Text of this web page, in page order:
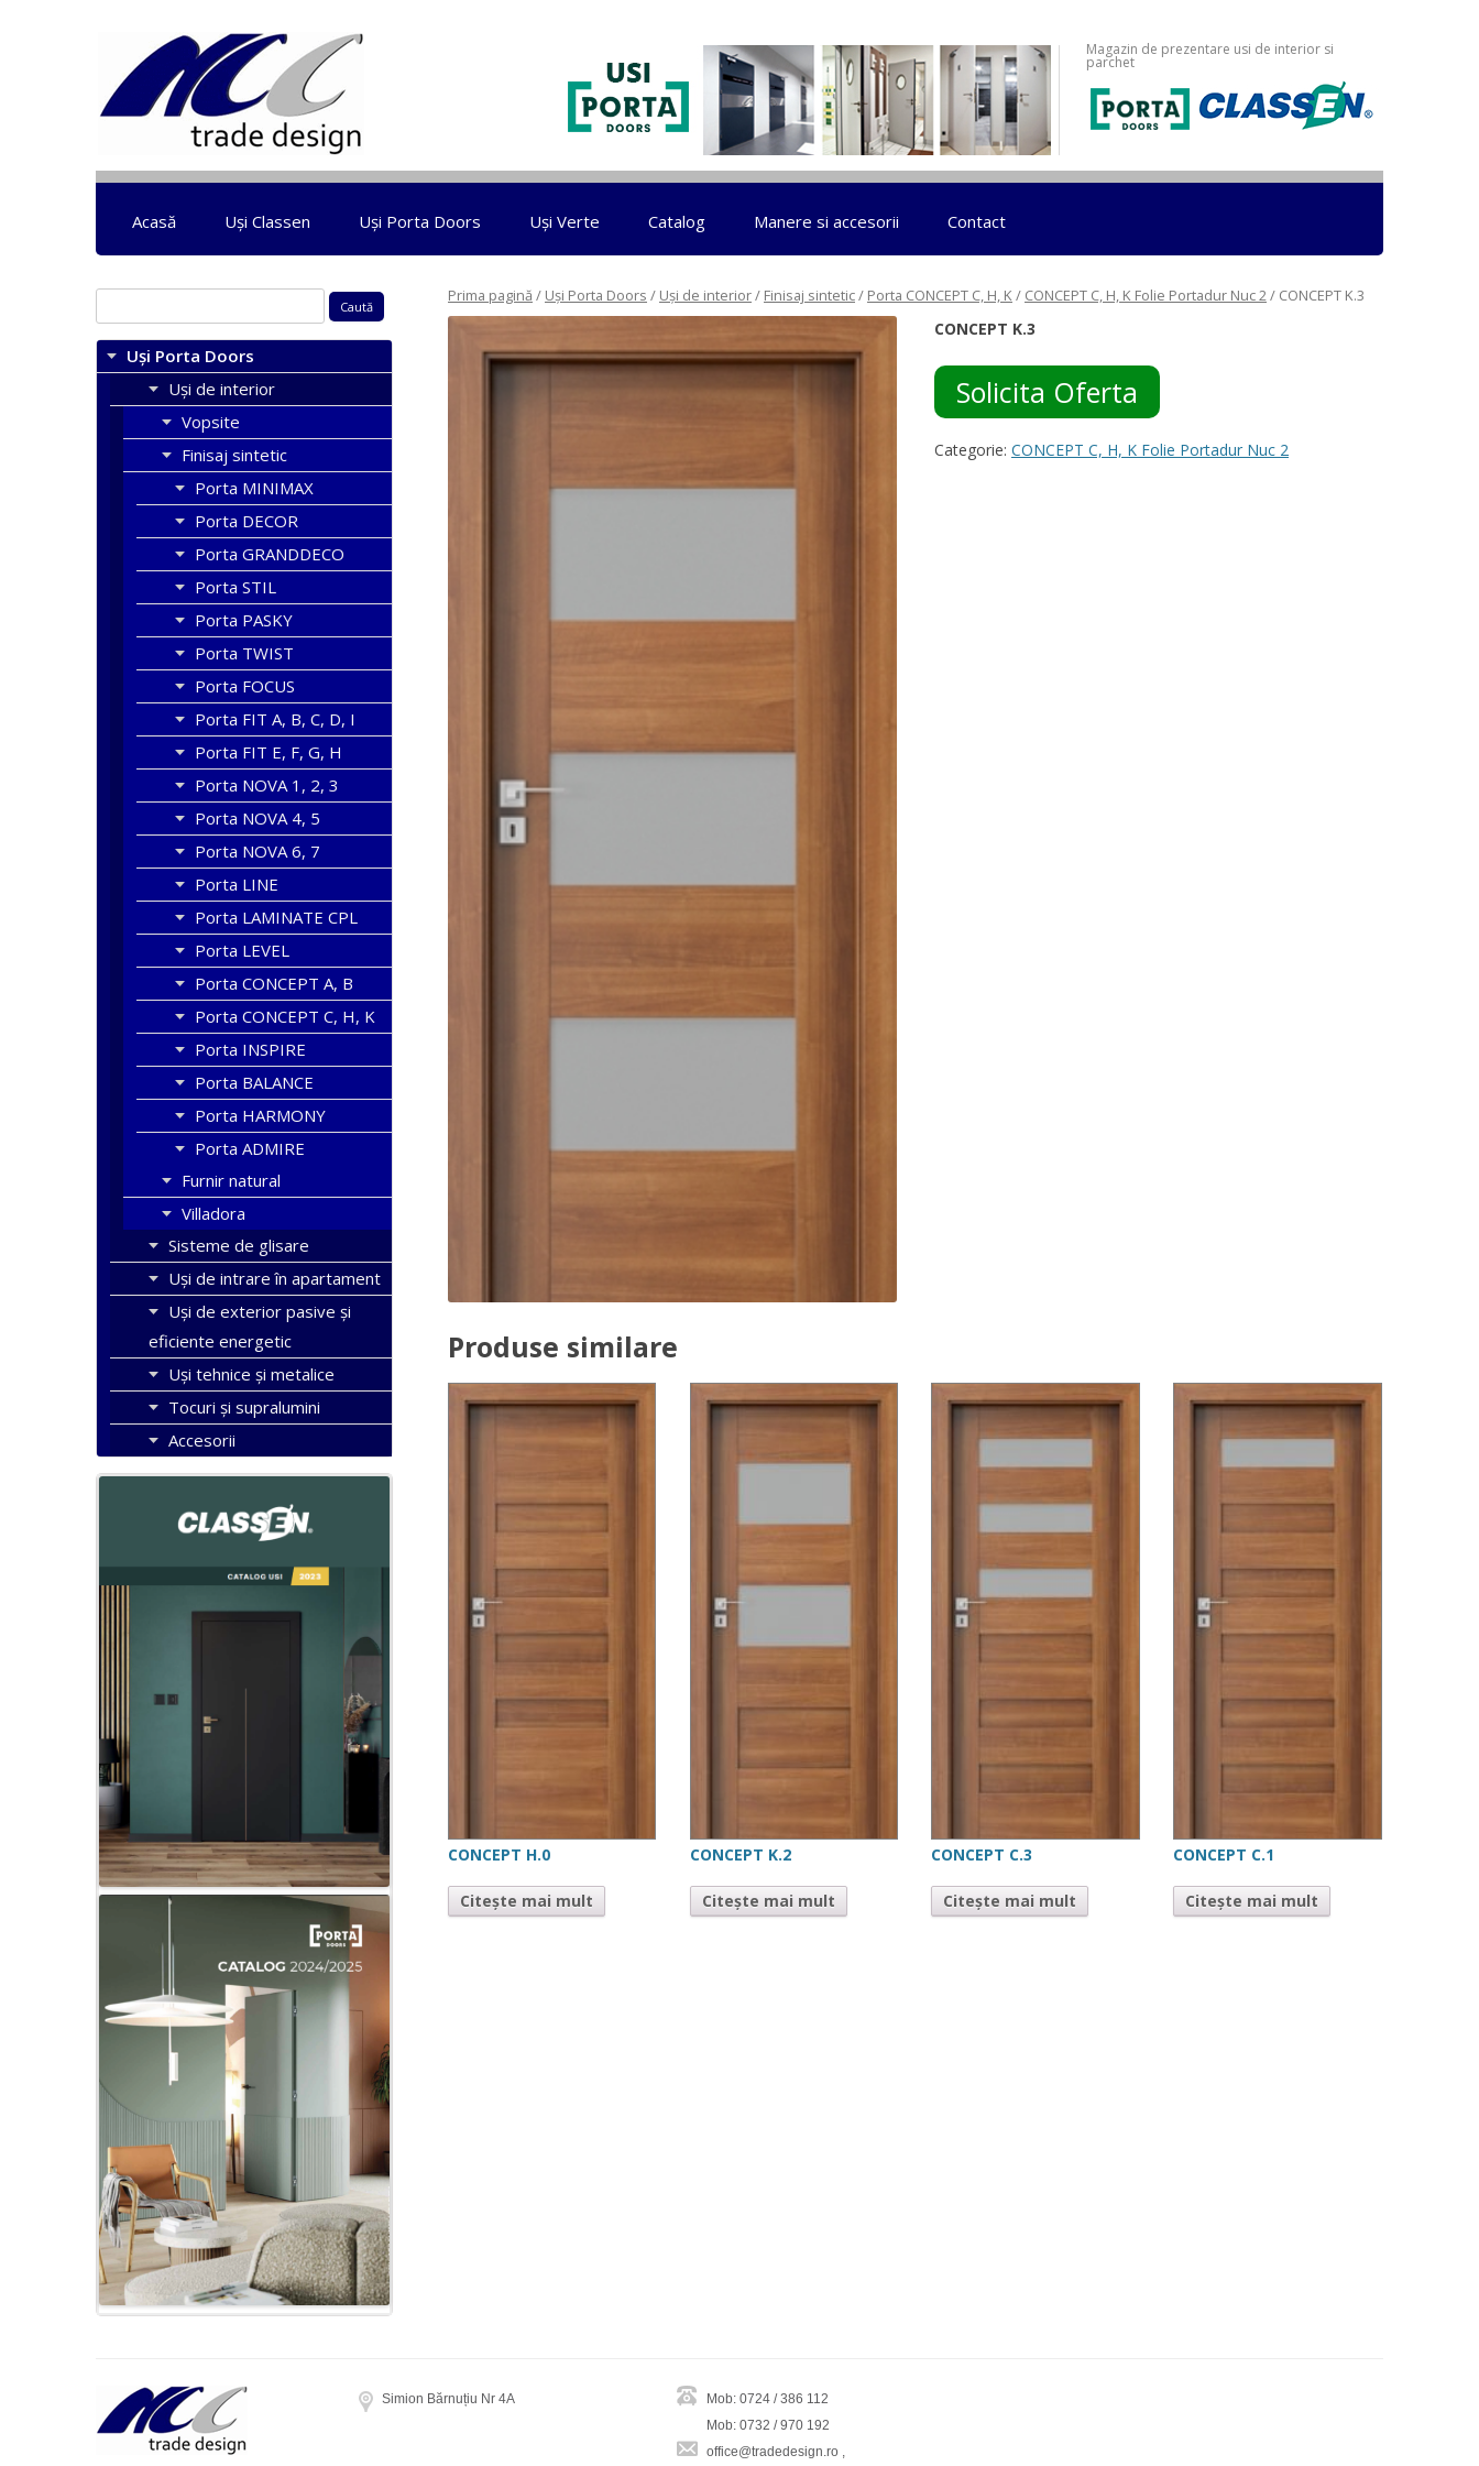
Magazin de prezentare usi de interior si
parchet
Sari la conținut
Acasă Uși Classen Uși Porta Doors Uși Verte Catalog Manere si accesorii Contact
Prima pagină / Uși Porta Doors / Uși de interior/ Finisaj sintetic/ Porta CONCEPT C, H, K/ CONCEPT C, H, K Folie Portadur Nuc 2/ CONCEPT K.3
CONCEPT K.3
Solicita Oferta
Categorie: CONCEPT C, H, K Folie Portadur Nuc 2
Produse similare
CONCEPT H.0
Citește mai mult
CONCEPT K.2
Citește mai mult
CONCEPT C.3
Citește mai mult
CONCEPT C.1
Citește mai mult
după:
Uși Porta Doors
Uși de interior
Vopsite
Finisaj sintetic
Porta MINIMAX
Porta DECOR
Porta GRANDDECO
Porta STIL
Porta PASKY
Porta TWIST
Porta FOCUS
Porta FIT A, B, C, D, I
Porta FIT E, F, G, H
Porta NOVA 1, 2, 3
Porta NOVA 4, 5
Porta NOVA 6, 7
Porta LINE
Porta LAMINATE CPL
Porta LEVEL
Porta CONCEPT A, B
Porta CONCEPT C, H, K
Porta INSPIRE
Porta BALANCE
Porta HARMONY
Porta ADMIRE
Furnir natural
Villadora
Sisteme de glisare
Uși de intrare în apartament
Uşi de exterior pasive şi
eficiente energetic
Uși tehnice și metalice
Tocuri şi supralumini
Accesorii
Simion Bărnuțiu Nr 4A
Mob: 0724 / 386 112
Mob: 0732 / 970 192
office@tradedesign.ro ,